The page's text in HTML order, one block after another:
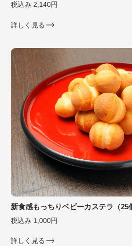
税込み 2,140円
詳しく見る
新食感もっちりベビーカステラ（25
税込み 1,000円
詳しく見る